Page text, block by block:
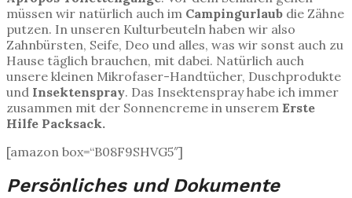
müssen wir natürlich auch im Campingurlaub die Zähne
putzen. In unseren Kulturbeuteln haben wir also
Zahnbürsten, Seife, Deo und alles, was wir sonst auch zu
Hause täglich brauchen, mit dabei. Natürlich auch
unsere kleinen Mikrofaser-Handtücher, Duschprodukte
und Insektenspray. Das Insektenspray habe ich immer
zusammen mit der Sonnencreme in unserem Erste
Hilfe Packsack.
[amazon box=“B08F9SHVG5″]
Persönliches und Dokumente